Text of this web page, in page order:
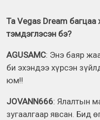
Та Vegas Dream
тэмдэглэсэн бэ?
AGUSAMC: Энэ баяр
би эхэндээ хүрсэн
юм!!
JOVANN666: Ялалтын
зугаалгаар явсан. Бид